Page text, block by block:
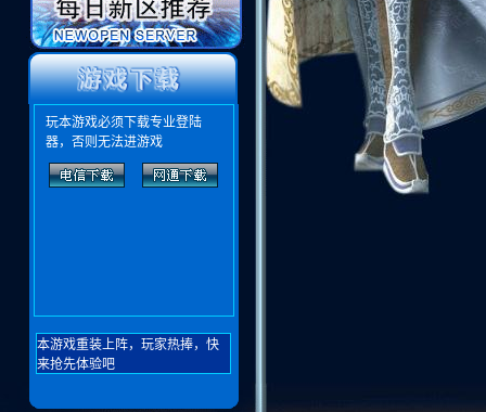
玩本游戏必须下载专业登陆
器，否则无法进游戏
本游戏重装上阵，玩家热捧，快
来抢先体验吧